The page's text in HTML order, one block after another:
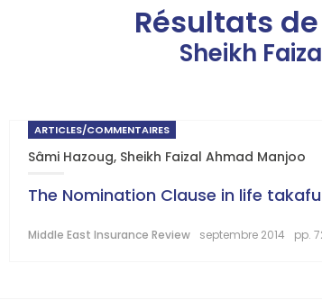
Résultats
Sheikh
ARTICLES/COMMENTAIRES
Sâmi Hazoug, Sheikh Faizal Ahmad Manjoo
The Nomination Clause in life
Middle East Insurance Review septembre 2014 pp.